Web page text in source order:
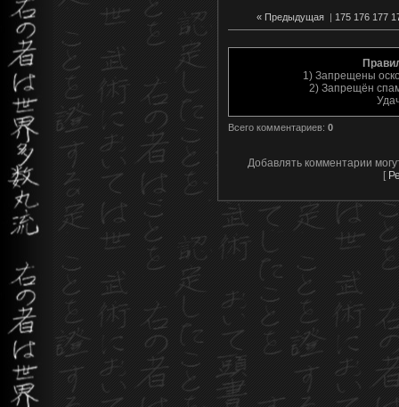
« Предыдущая | 175 176 177
1) Запрещены
2) Запрещён
Всего комментариев: 0
Добавлять комментарии
[